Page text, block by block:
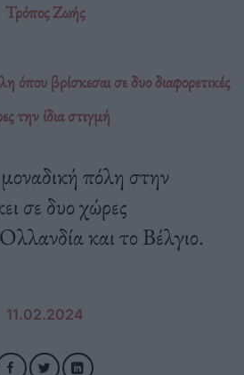
Τρόπος Ζωής
όπου βρίσκεσαι σε δυο διαφορετικές
την ίδια στιγμή
πόλη στην
σε δυο χώρες
και το Βέλγιο.
11.02.2024